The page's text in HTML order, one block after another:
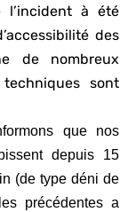
à été
des
de nombreux
sont
que nos
depuis 15
(de type déni de
précédentes a